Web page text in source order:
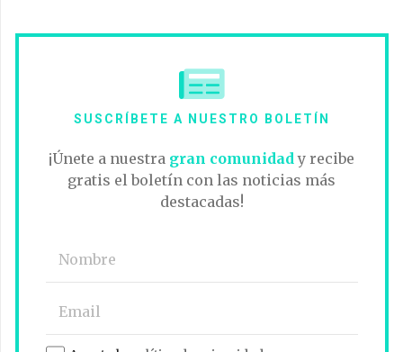
SUSCRÍBETE A NUESTRO BOLETÍN
¡Únete a nuestra gran comunidady recibe
gratis el boletín con las noticias más
destacadas!